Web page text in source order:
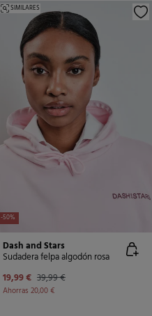
-50%
SIMILARES
Dash and Stars
Sudadera felpa algodón rosa
19,99 € 39,99 €
Ahorras 20,00 €